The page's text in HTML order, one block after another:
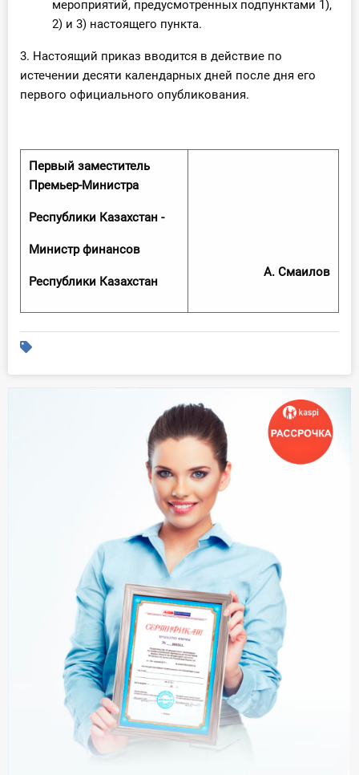
мероприятий, предусмотренных подпунктами 1),
2) и 3) настоящего пункта.
3. Настоящий приказ вводится в действие по
истечении десяти календарных дней после дня его
первого официального опубликования.
Первый заместитель
Премьер-Министра
Республики Казахстан -
Министр финансов
Республики Казахстан
А. Смаилов